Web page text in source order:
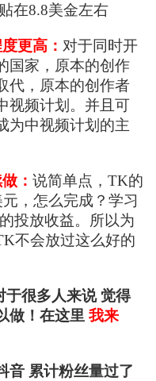
在8.8美金左右
更高： 对于同时开
国家，原本的创作
代，原本的创作者
视频计划。并且可
为中视频计划的主
： 说简单点，TK的
，怎么完成？学习
投放收益。所以为
不会放过这么好的
于很多人来说 觉得
做！在这里 我来
音 累计粉丝量过了